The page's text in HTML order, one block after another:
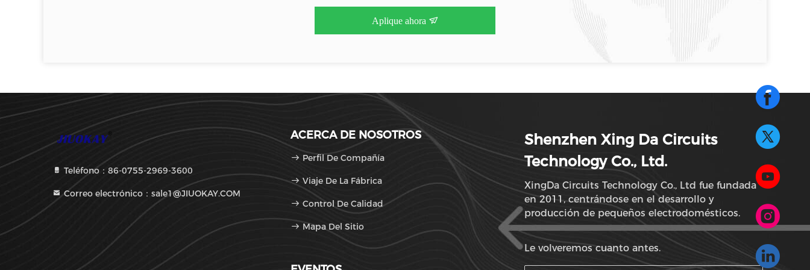
Aplique ahora
Teléfono：86-0755-2969-3600
Correo electrónico：sale1@JIUOKAY.COM
ACERCA DE NOSOTROS
Perfil De Compañía
Viaje De La Fábrica
Control De Calidad
Mapa Del Sitio
Shenzhen Xing Da Circuits
Technology Co., Ltd.
XingDa Circuits Technology Co., Ltd fue fundada
en 2011, centrándose en el desarrollo y
producción de pequeños electrodomésticos.
Le volveremos cuanto antes.